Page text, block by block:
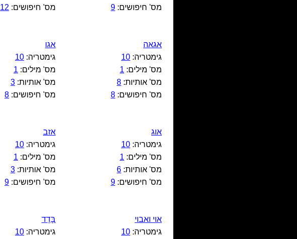
מס' חיפושים: 9
מס' חיפושים: 12
אגאה
גימטריה: 10
מס' מילים: 1
מס' אותיות: 8
מס' חיפושים: 8
אגו
גימטריה: 10
מס' מילים: 1
מס' אותיות: 3
מס' חיפושים: 8
אוג
גימטריה: 10
מס' מילים: 1
מס' אותיות: 6
מס' חיפושים: 9
אזב
גימטריה: 10
מס' מילים: 1
מס' אותיות: 3
מס' חיפושים: 9
אױ ואבױ
גימטריה: 10
בָּדָד
גימטריה: 10